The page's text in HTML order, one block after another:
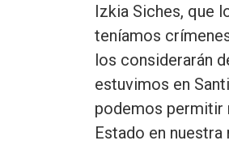
Izkia Siches, que
teníamos
los considerarán
estuvimos en
podemos permitir
Estado en nuestra